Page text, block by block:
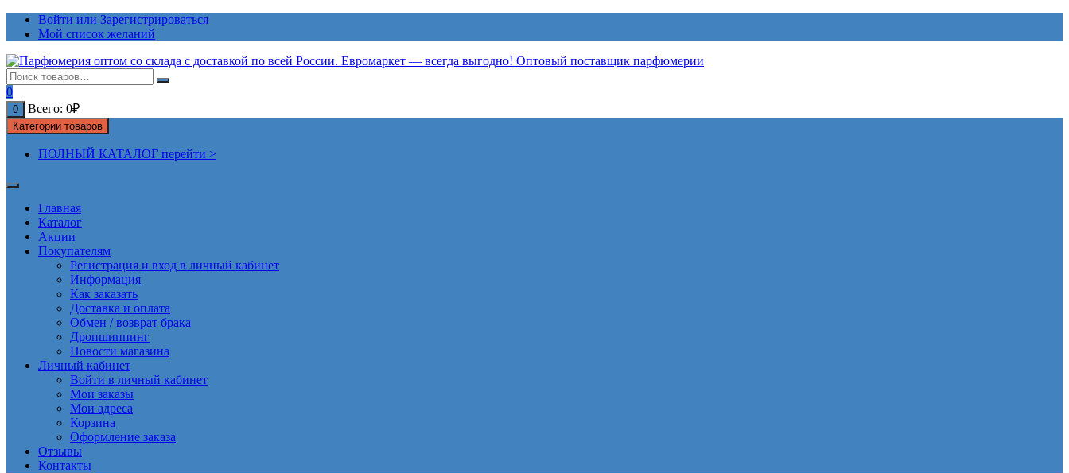
ПерейтиВойти или Зарегистрироваться
Мой список желаний
0
0 Всего: 0₽
Категории товаров
ПОЛНЫЙ КАТАЛОГ перейти >
Главная
Каталог
Акции
Покупателям
Регистрация и вход в личный кабинет
Информация
Как заказать
Доставка и оплата
Обмен / возврат брака
Дропшиппинг
Новости магазина
Личный кабинет
Войти в личный кабинет
Мои заказы
Мои адреса
Корзина
Оформление заказа
Отзывы
Контакты